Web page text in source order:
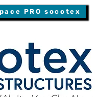
PRO socotex